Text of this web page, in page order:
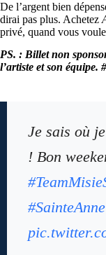
De l’argent bien
dirai pas plus. Achetez
privé, quand vous
PS. : Billet non
l’artiste et son équipe.
Je sais où
! Bon
#SainteAnne